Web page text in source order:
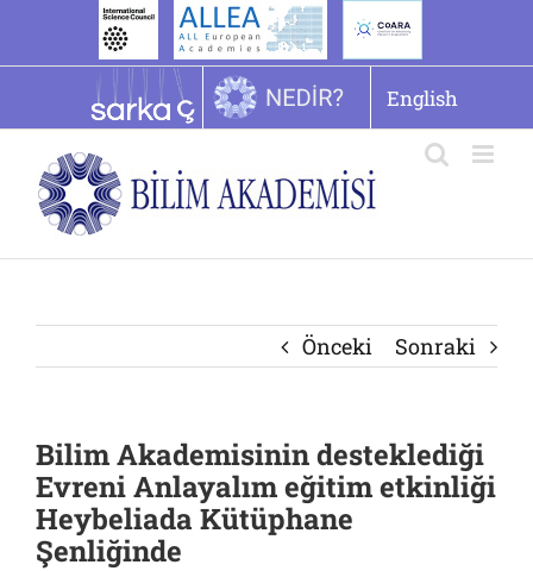
English
Önceki Sonraki
Bilim Akademisinin desteklediği
Evreni Anlayalım eğitim etkinliği
Heybeliada Kütüphane
Şenliğinde